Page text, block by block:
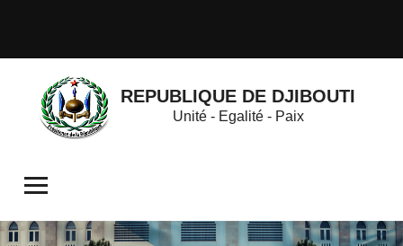
REPUBLIQUE DE DJIBOUTI
Unité - Egalité - Paix